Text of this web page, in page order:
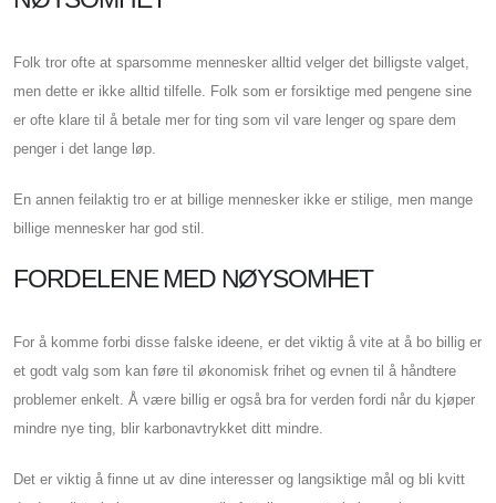
Folk tror ofte at sparsomme mennesker alltid velger det billigste valget,
men dette er ikke alltid tilfelle. Folk som er forsiktige med pengene sine
er ofte klare til å betale mer for ting som vil vare lenger og spare dem
penger i det lange løp.
En annen feilaktig tro er at billige mennesker ikke er stilige, men mange
billige mennesker har god stil.
FORDELENE MED NØYSOMHET
For å komme forbi disse falske ideene, er det viktig å vite at å bo billig er
et godt valg som kan føre til økonomisk frihet og evnen til å håndtere
problemer enkelt. Å være billig er også bra for verden fordi når du kjøper
mindre nye ting, blir karbonavtrykket ditt mindre.
Det er viktig å finne ut av dine interesser og langsiktige mål og bli kvitt